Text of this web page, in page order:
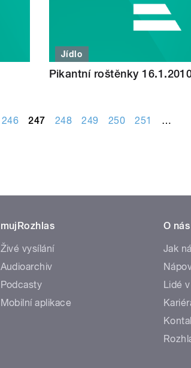
Jídlo
Pikantní roštěnky
246 247 248 249 250 251 …
mujRozhlas
Živé vysílání
Audioarchiv
Podcasty
Mobilní aplikace
O nás
Jak
Lidé